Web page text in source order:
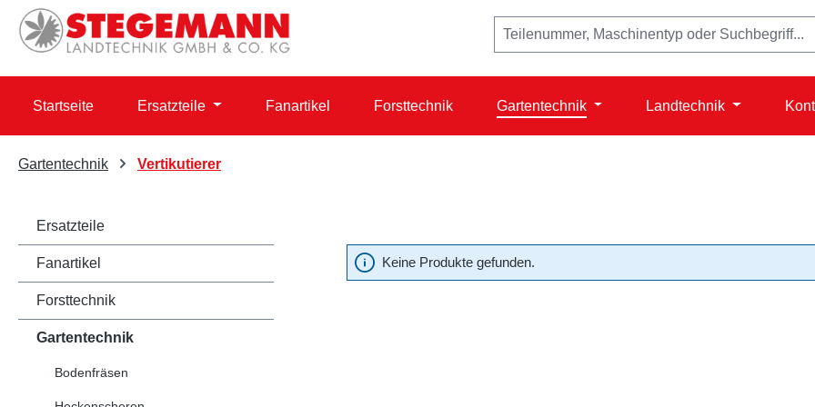
Hauptinhalt springen
Zur Suche springen
Zur Hauptnavigation springen
Startseite Ersatzteile Fanartikel Forsttechnik Gartentechnik Landtechnik
Gartentechnik Vertikutierer
Ersatzteile
Fanartikel
Forsttechnik
Gartentechnik
Bodenfräsen
Keine Produkte gefunden.